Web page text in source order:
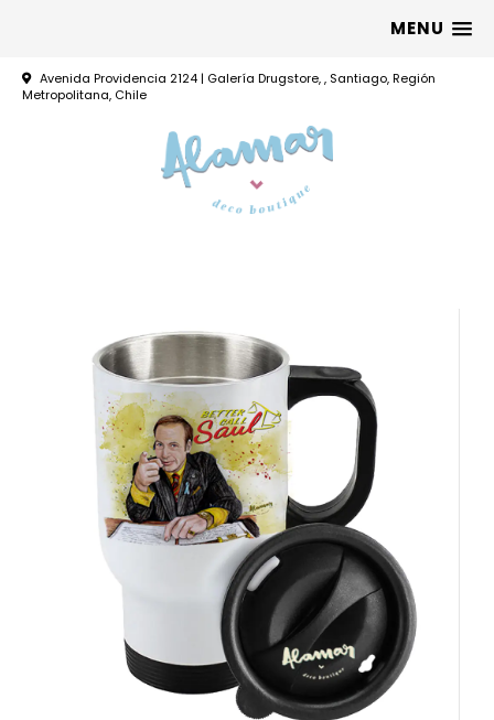
MENU
Avenida Providencia 2124 | Galería Drugstore, , Santiago, Región
Metropolitana, Chile